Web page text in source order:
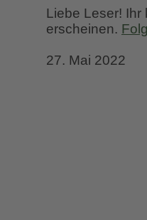
Gebirge
2.
Liebe Leser! Ihr
erscheinen.
27. Mai 2022